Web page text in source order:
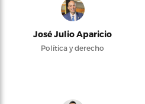
José Julio Aparicio
Política y derecho